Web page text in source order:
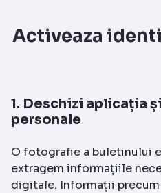
Activeaza
1. Deschizi aplicația
personale
O fotografie a buletinului
extragem informațiile
digitale. Informații precum